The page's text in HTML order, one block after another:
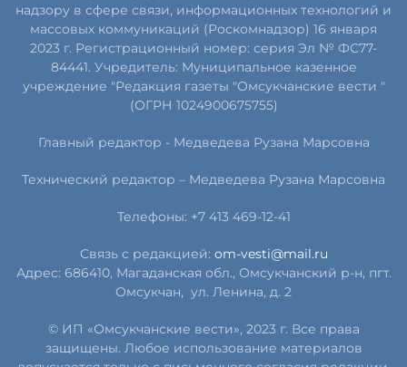
надзору в сфере связи, информационных технологий и
массовых коммуникаций (Роскомнадзор) 16 января
2023 г. Регистрационный номер: серия Эл № ФС77-
84441. Учредитель: Муниципальное казенное
учреждение "Редакция газеты "Омсукчанские вести "
(ОГРН 1024900675755)
Главный редактор - Медведева Рузана Марсовна
Технический редактор – Медведева Рузана Марсовна
Телефоны: +7 413 469-12-41
Связь с редакцией: om-vesti@mail.ru
Адрес: 686410, Магаданская обл., Омсукчанский р-н, пгт.
Омсукчан, ул. Ленина, д. 2
© ИП «Омсукчанские вести», 2023 г. Все права
защищены. Любое использование материалов